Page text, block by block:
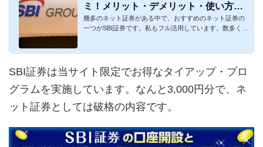
ミ！メリット・デメリット・使い方を
解説
幾多のネット証券がある中で、おすすめのネット証券の
一つがSBI証券です。私もフル活用しています。数多くの
SBI証券は当サイト限定でお得なタイアップ・プロ
グラムを実施しています。なんと3,000円分で、ネ
ット証券としては破格の内容です。